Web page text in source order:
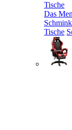
Tische
Das
Tische